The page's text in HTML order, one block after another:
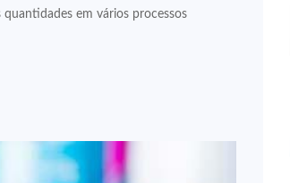
em vários processos